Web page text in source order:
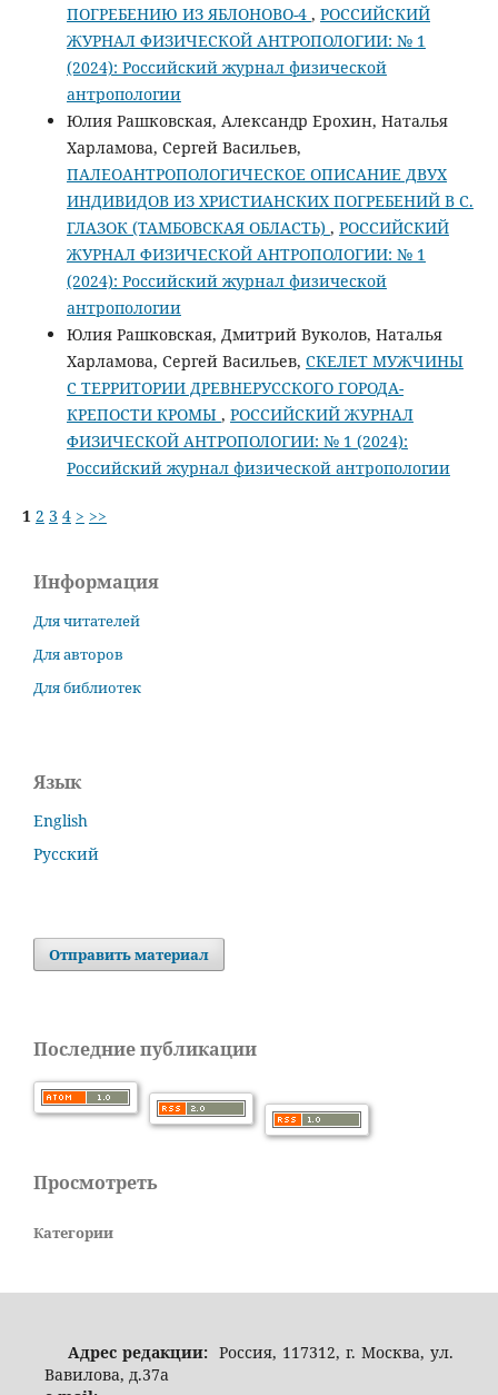
ПОГРЕБЕНИЮ ИЗ ЯБЛОНОВО-4 , РОССИЙСКИЙ
ЖУРНАЛ ФИЗИЧЕСКОЙ АНТРОПОЛОГИИ: № 1
(2024): Российский журнал физической
антропологии
Юлия Рашковская, Александр Ерохин, Наталья
Харламова, Сергей Васильев,
ПАЛЕОАНТРОПОЛОГИЧЕСКОЕ ОПИСАНИЕ ДВУХ
ИНДИВИДОВ ИЗ ХРИСТИАНСКИХ ПОГРЕБЕНИЙ В С.
ГЛАЗОК (ТАМБОВСКАЯ ОБЛАСТЬ) , РОССИЙСКИЙ
ЖУРНАЛ ФИЗИЧЕСКОЙ АНТРОПОЛОГИИ: № 1
(2024): Российский журнал физической
антропологии
Юлия Рашковская, Дмитрий Вуколов, Наталья
Харламова, Сергей Васильев, СКЕЛЕТ МУЖЧИНЫ
С ТЕРРИТОРИИ ДРЕВНЕРУССКОГО ГОРОДА-
КРЕПОСТИ КРОМЫ , РОССИЙСКИЙ ЖУРНАЛ
ФИЗИЧЕСКОЙ АНТРОПОЛОГИИ: № 1 (2024):
Российский журнал физической антропологии
1 2 3 4 > >>
Информация
Для читателей
Для авторов
Для библиотек
Язык
English
Русский
Отправить материал
Последние публикации
Просмотреть
Категории
Адрес редакции: Россия, 117312, г. Москва, ул.
Вавилова, д.37а